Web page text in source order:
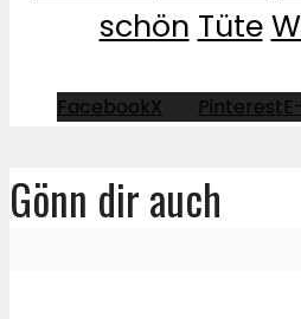
schön Tüte
FacebookX Pinterest
Gönn dir auch